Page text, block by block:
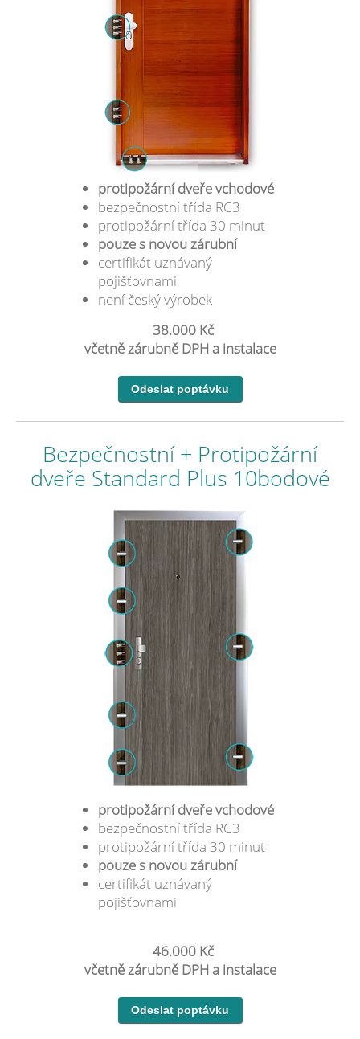
protipožární dveře vchodové
bezpečnostní třída RC3
protipožární třída 30 minut
pouze s novou zárubní
certifikát uznávaný
pojišťovnami
není český výrobek
38.000 Kč
včetně zárubně DPH a instalace
Bezpečnostní + Protipožární
dveře Standard Plus 10bodové
protipožární dveře vchodové
bezpečnostní třída RC3
protipožární třída 30 minut
pouze s novou zárubní
certifikát uznávaný
pojišťovnami
46.000 Kč
včetně zárubně DPH a instalace